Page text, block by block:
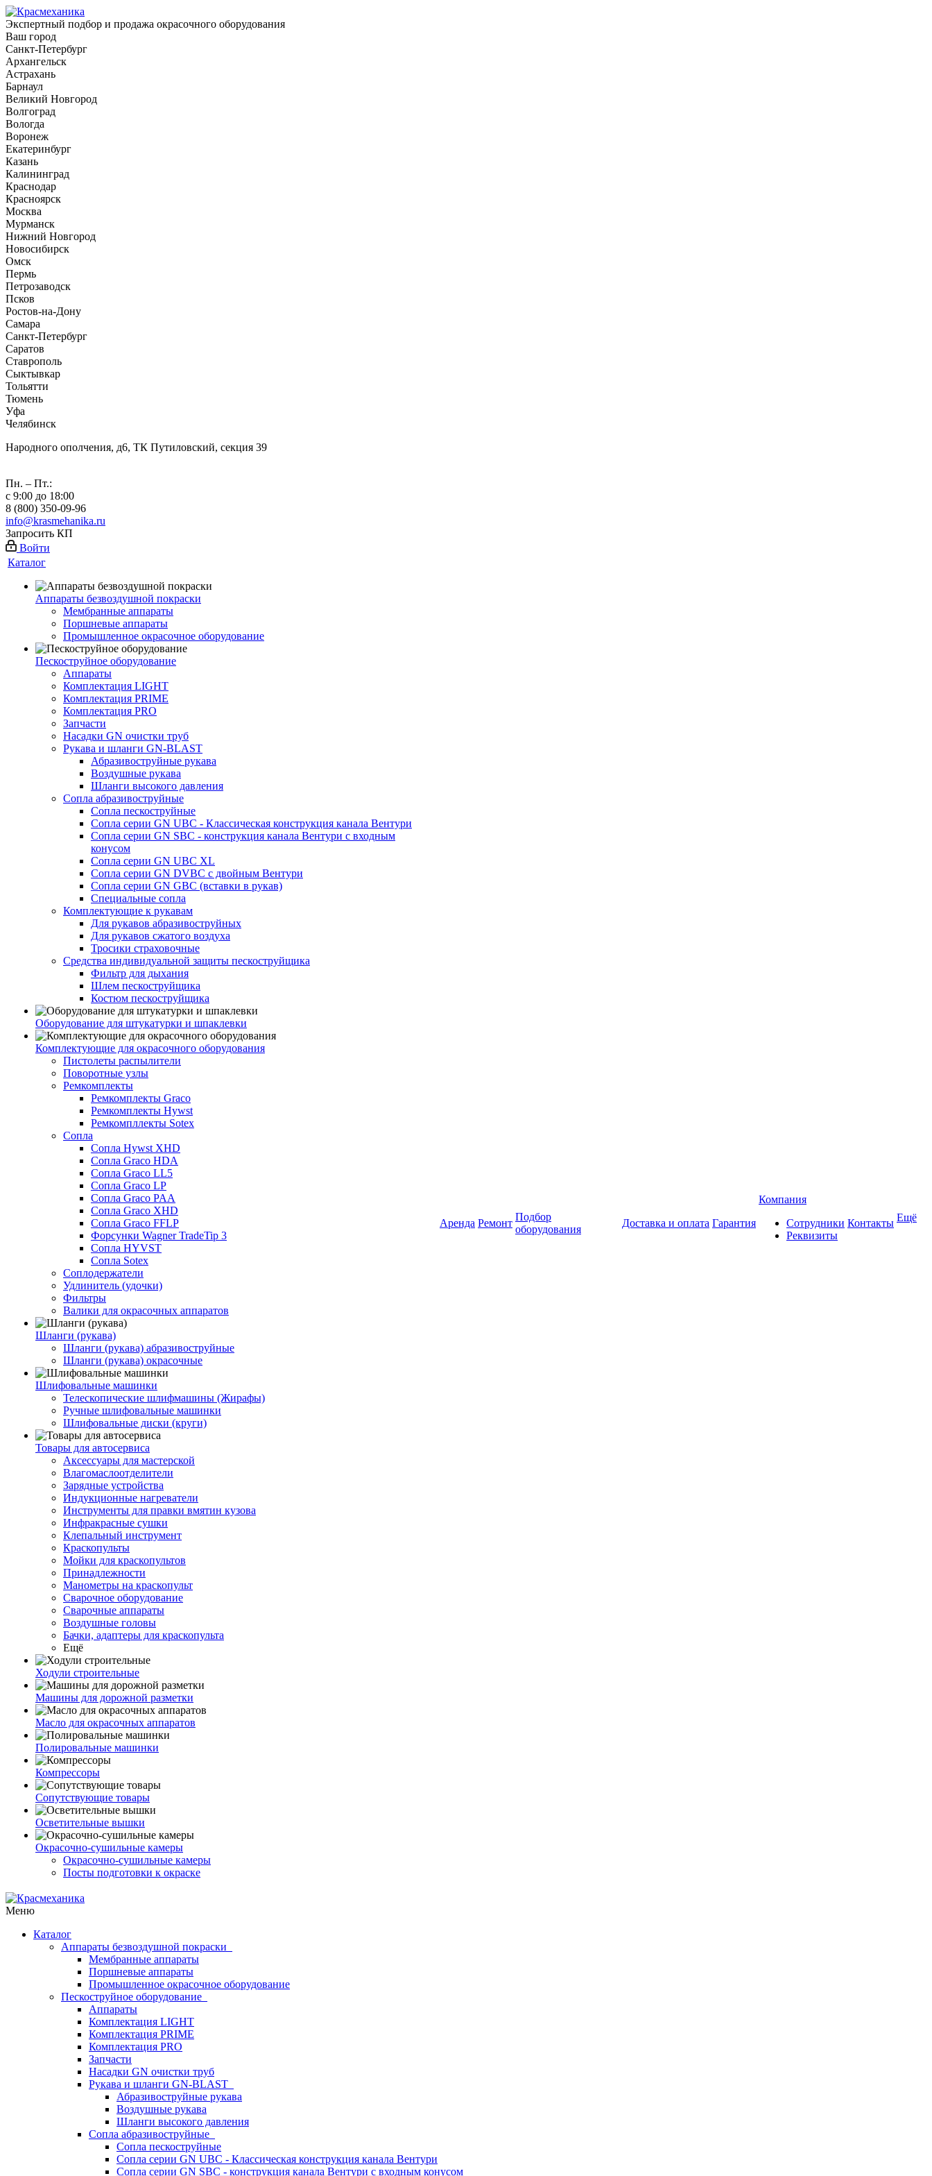
Экспертный подбор и продажа окрасочного оборудования
Ваш город
Санкт-Петербург
Архангельск
Астрахань
Барнаул
Великий Новгород
Волгоград
Вологда
Воронеж
Екатеринбург
Казань
Калининград
Краснодар
Красноярск
Москва
Мурманск
Нижний Новгород
Новосибирск
Омск
Пермь
Петрозаводск
Псков
Ростов-на-Дону
Самара
Санкт-Петербург
Саратов
Ставрополь
Сыктывкар
Тольятти
Тюмень
Уфа
Челябинск
Народного ополчения, д6, ТК Путиловский, секция 39
Пн. – Пт.:
с 9:00 до 18:00
8 (800) 350-09-96
info@krasmehanika.ru
Запросить КП
Войти
Каталог
Аппараты безвоздушной покраски
Мембранные аппараты
Поршневые аппараты
Промышленное окрасочное оборудование
Пескоструйное оборудование
Аппараты
Комплектация LIGHT
Комплектация PRIME
Комплектация PRO
Запчасти
Насадки GN очистки труб
Рукава и шланги GN-BLAST
Абразивоструйные рукава
Воздушные рукава
Шланги высокого давления
Сопла абразивоструйные
Сопла пескоструйные
Сопла серии GN UBC - Классическая конструкция канала Вентури
Сопла серии GN SBC - конструкция канала Вентури c входным
конусом
Сопла серии GN UBC XL
Сопла серии GN DVBC с двойным Вентури
Сопла серии GN GBC (вставки в рукав)
Специальные сопла
Комплектующие к рукавам
Для рукавов абразивоструйных
Для рукавов сжатого воздуха
Тросики страховочные
Средства индивидуальной защиты пескоструйщика
Фильтр для дыхания
Шлем пескоструйщика
Костюм пескоструйщика
Оборудование для штукатурки и шпаклевки
Комплектующие для окрасочного оборудования
Пистолеты распылители
Поворотные узлы
Ремкомплекты
Ремкомплекты Graco
Ремкомплекты Hywst
Ремкомпллекты Sotex
Сопла
Сопла Hywst XHD
Сопла Graco HDA
Сопла Graco LL5
Сопла Graco LP
Сопла Graco PAA
Сопла Graco XHD
Сопла Graco FFLP
Форсунки Wagner TradeTip 3
Сопла HYVST
Сопла Sotex
Соплодержатели
Удлинитель (удочки)
Фильтры
Валики для окрасочных аппаратов
Шланги (рукава)
Шланги (рукава) абразивоструйные
Шланги (рукава) окрасочные
Шлифовальные машинки
Телескопические шлифмашины (Жирафы)
Ручные шлифовальные машинки
Шлифовальные диски (круги)
Товары для автосервиса
Аксессуары для мастерской
Влагомаслоотделители
Зарядные устройства
Индукционные нагреватели
Инструменты для правки вмятин кузова
Инфракрасные сушки
Клепальный инструмент
Краскопульты
Мойки для краскопультов
Принадлежности
Манометры на краскопульт
Сварочное оборудование
Сварочные аппараты
Воздушные головы
Бачки, адаптеры для краскопульта
Ещё
Ходули строительные
Машины для дорожной разметки
Масло для окрасочных аппаратов
Полировальные машинки
Компрессоры
Сопутствующие товары
Осветительные вышки
Окрасочно-сушильные камеры
Окрасочно-сушильные камеры
Посты подготовки к окраске
Аренда Ремонт
Подбор
оборудования
Доставка и оплата Гарантия
Компания
Сотрудники
Реквизиты
Контакты Ещё
Меню
Каталог
Аппараты безвоздушной покраски
Мембранные аппараты
Поршневые аппараты
Промышленное окрасочное оборудование
Пескоструйное оборудование
Аппараты
Комплектация LIGHT
Комплектация PRIME
Комплектация PRO
Запчасти
Насадки GN очистки труб
Рукава и шланги GN-BLAST
Абразивоструйные рукава
Воздушные рукава
Шланги высокого давления
Сопла абразивоструйные
Сопла пескоструйные
Сопла серии GN UBC - Классическая конструкция канала Вентури
Сопла серии GN SBC - конструкция канала Вентури c входным конусом